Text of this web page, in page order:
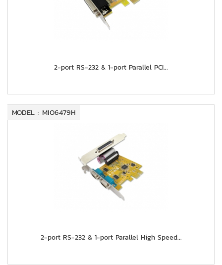
2-port RS-232 & 1-port Parallel PCI...
MODEL : MIO6479H
2-port RS-232 & 1-port Parallel High Speed...